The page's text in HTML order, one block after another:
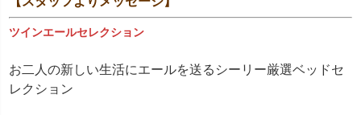
ツインエールセレクション
お二人の新しい生活にエールを送るシーリー厳選ベッドセ
レクション